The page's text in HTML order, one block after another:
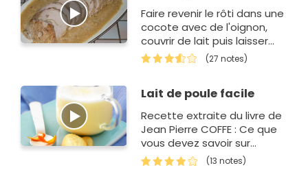
Faire revenir le rôti dans une
cocote avec de l'oignon,
couvrir de lait puis laisser
cuire diminuer la sauce...
(27 notes)
Lait de poule facile
Recette extraite du livre de
Jean Pierre COFFE : Ce que
vous devez savoir sur
l'&oeliguf / Editions Plon
(13 notes)